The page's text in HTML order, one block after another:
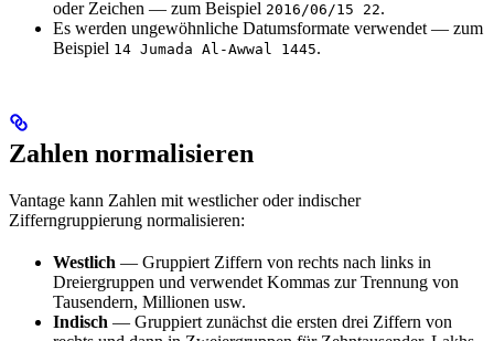
oder Zeichen — zum Beispiel 2016/06/15 22.
Es werden ungewöhnliche Datumsformate verwendet — zum
Beispiel 14 Jumada Al-Awwal 1445.
Zahlen normalisieren
Vantage kann Zahlen mit westlicher oder indischer
Zifferngruppierung normalisieren:
Westlich — Gruppiert Ziffern von rechts nach links in
Dreiergruppen und verwendet Kommas zur Trennung von
Tausendern, Millionen usw.
Indisch — Gruppiert zunächst die ersten drei Ziffern von